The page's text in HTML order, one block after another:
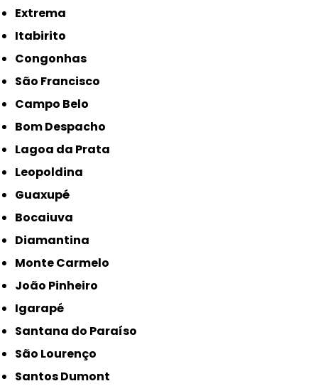
Extrema
Itabirito
Congonhas
São Francisco
Campo Belo
Bom Despacho
Lagoa da Prata
Leopoldina
Guaxupé
Bocaiuva
Diamantina
Monte Carmelo
João Pinheiro
Igarapé
Santana do Paraíso
São Lourenço
Santos Dumont